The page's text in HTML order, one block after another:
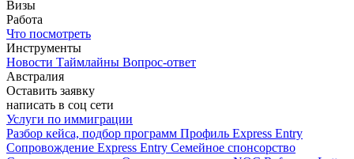
Визы
Работа
Что посмотреть
Инструменты
Новости Таймлайны Вопрос-ответ
Австралия
Оставить заявку
написать в соц сети
Услуги по иммиграции
Разбор кейса, подбор программ Профиль Express Entry
Сопровождение Express Entry Семейное спонсорство